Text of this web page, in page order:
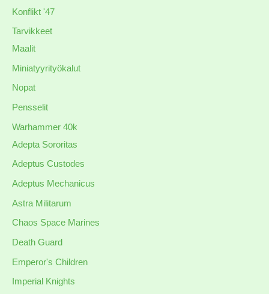
Konflikt '47
Tarvikkeet
Maalit
Miniatyyrityökalut
Nopat
Pensselit
Warhammer 40k
Adepta Sororitas
Adeptus Custodes
Adeptus Mechanicus
Astra Militarum
Chaos Space Marines
Death Guard
Emperor's Children
Imperial Knights